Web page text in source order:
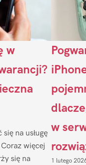
w
na usługę
więcej
się na
w
1 lutego